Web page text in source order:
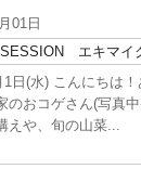
01日
SESSION エキマイ
1日(水) こんにちは
のおコゲさん(写真
えや、旬の山菜...